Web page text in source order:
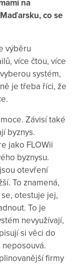
na
co se
výběru
více čtou, více
systém,
je třeba říci, že
Závisí také
byznys.
jako FLOWii
byznysu.
otevření
To znamená,
otestuje jej,
To je
nevyužívají,
si věci do
firmy